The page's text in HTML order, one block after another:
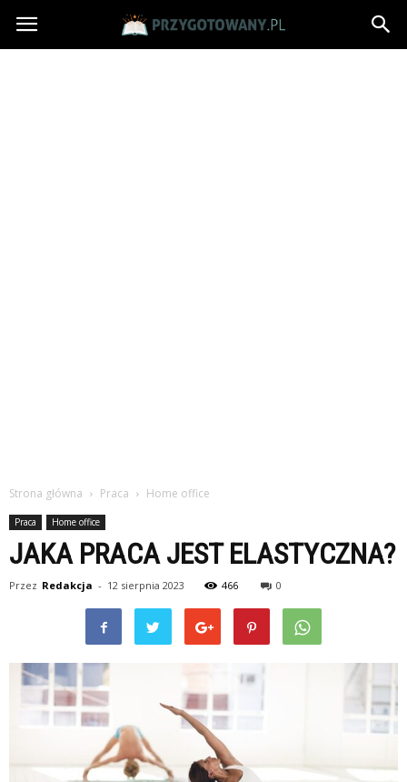
Przygotowany.pl
Strona główna Praca Home office
Praca Home office
JAKA PRACA JEST ELASTYCZNA?
Przez Redakcja - 12 sierpnia 2023 466 0